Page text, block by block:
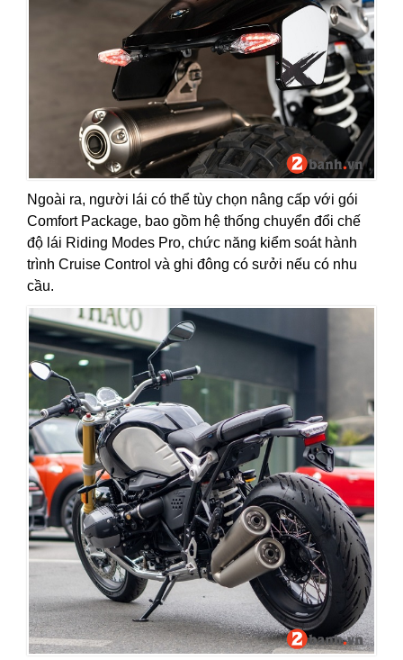
Ngoài ra, người lái có thể tùy chọn nâng cấp với gói
Comfort Package, bao gồm hệ thống chuyển đổi chế
độ lái Riding Modes Pro, chức năng kiểm soát hành
trình Cruise Control và ghi đông có sưởi nếu có nhu
cầu.